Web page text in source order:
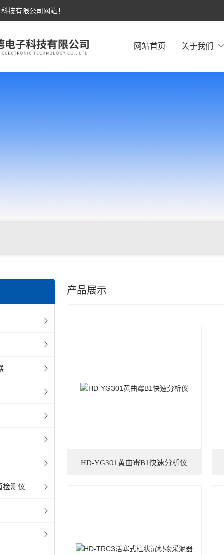
技有限公司网站！
网站首页 关于我们
光光度计
检测仪
产品展示
HD-YG301黄曲霉B1快速分析仪